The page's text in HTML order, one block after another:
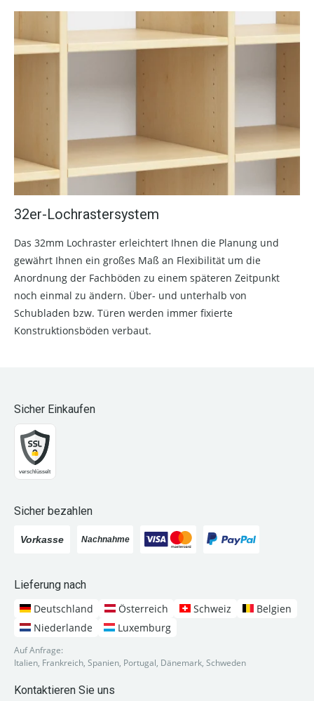
32er-Lochrastersystem
Das 32mm Lochraster erleichtert Ihnen die Planung und
gewährt Ihnen ein großes Maß an Flexibilität um die
Anordnung der Fachböden zu einem späteren Zeitpunkt
noch einmal zu ändern. Über- und unterhalb von
Schubladen bzw. Türen werden immer fixierte
Konstruktionsböden verbaut.
Sicher Einkaufen
Sicher bezahlen
Lieferung nach
Deutschland
Österreich Schweiz
Belgien
Niederlande
Luxemburg
Auf Anfrage:
Italien, Frankreich, Spanien, Portugal, Dänemark, Schweden
Kontaktieren Sie uns